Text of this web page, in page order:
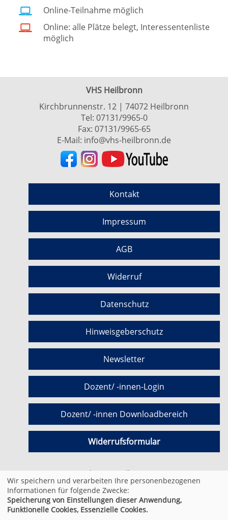
Online-Teilnahme möglich
Online: alle Plätze belegt, Interessentenliste
möglich
VHS Heilbronn
Kirchbrunnenstr. 12 | 74072 Heilbronn
Tel: 07131/9965-0
Fax: 07131/9965-65
E-Mail: info@vhs-heilbronn.de
Kontakt
Impressum
AGB
Widerruf
Datenschutz
Hinweisgeberschutz
Newsletter
Dozent/ -innen-Login
Dozent/ -innen Downloadbereich
Widerrufsformular
Cookie Einstellungen
© 2026 Kufer Software GmbH
Wir speichern und verarbeiten Ihre personenbezogenen
Informationen für folgende Zwecke:
Speicherung von Einstellungen dieser Anwendung,
Funktionelle Cookies, Essenzielle Cookies.